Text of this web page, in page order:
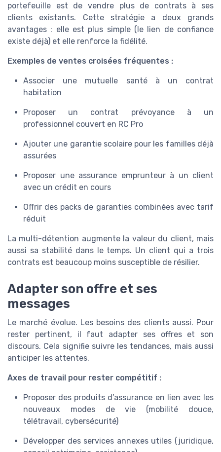
portefeuille est de vendre plus de contrats à ses
clients existants. Cette stratégie a deux grands
avantages : elle est plus simple (le lien de confiance
existe déjà) et elle renforce la fidélité.
Exemples de ventes croisées fréquentes :
Associer une mutuelle santé à un contrat
habitation
Proposer un contrat prévoyance à un
professionnel couvert en RC Pro
Ajouter une garantie scolaire pour les familles déjà
assurées
Proposer une assurance emprunteur à un client
avec un crédit en cours
Offrir des packs de garanties combinées avec tarif
réduit
La multi-détention augmente la valeur du client, mais
aussi sa stabilité dans le temps. Un client qui a trois
contrats est beaucoup moins susceptible de résilier.
Adapter son offre et ses
messages
Le marché évolue. Les besoins des clients aussi. Pour
rester pertinent, il faut adapter ses offres et son
discours. Cela signifie suivre les tendances, mais aussi
anticiper les attentes.
Axes de travail pour rester compétitif :
Proposer des produits d’assurance en lien avec les
nouveaux modes de vie (mobilité douce,
télétravail, cybersécurité)
Développer des services annexes utiles (juridique,